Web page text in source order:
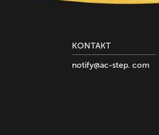
KONTAKT
notify@ac-step. com